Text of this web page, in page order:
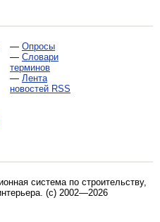
— Опросы
— Словари
терминов
— Лента
новостей RSS
система по строительству,
. (c) 2002—2026